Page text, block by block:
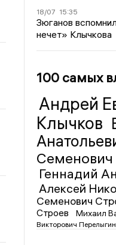
18/07 15:35
Зюганов
нечет» Клычкова
100 самых
Андрей
Клычков
Семенович
Геннадий
Алексей
Семенович
Строев
Михаил
Викторович Перелыгин